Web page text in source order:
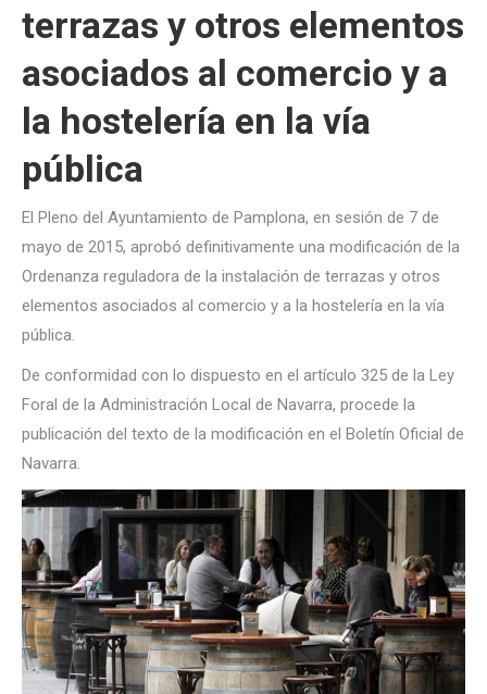
terrazas y otros elementos
asociados al comercio y a
la hostelería en la vía
pública
El Pleno del Ayuntamiento de Pamplona, en sesión de 7 de
mayo de 2015, aprobó definitivamente una modificación de la
Ordenanza reguladora de la instalación de terrazas y otros
elementos asociados al comercio y a la hostelería en la vía
pública.
De conformidad con lo dispuesto en el artículo 325 de la Ley
Foral de la Administración Local de Navarra, procede la
publicación del texto de la modificación en el Boletín Oficial de
Navarra.